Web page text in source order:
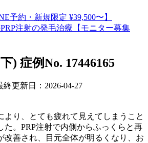
) 症例No. 17446165
終更新日：2026-04-27
より、とても疲れて見えてしまうこと
た。PRP注射で内側からふっくらと再
改善され、目元全体が明るくなり、お